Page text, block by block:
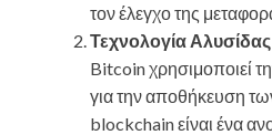
τον έλεγχο της
Τεχνολογία
Bitcoin χρησιμοποιεί
για την αποθήκευση
blockchain είναι ένα